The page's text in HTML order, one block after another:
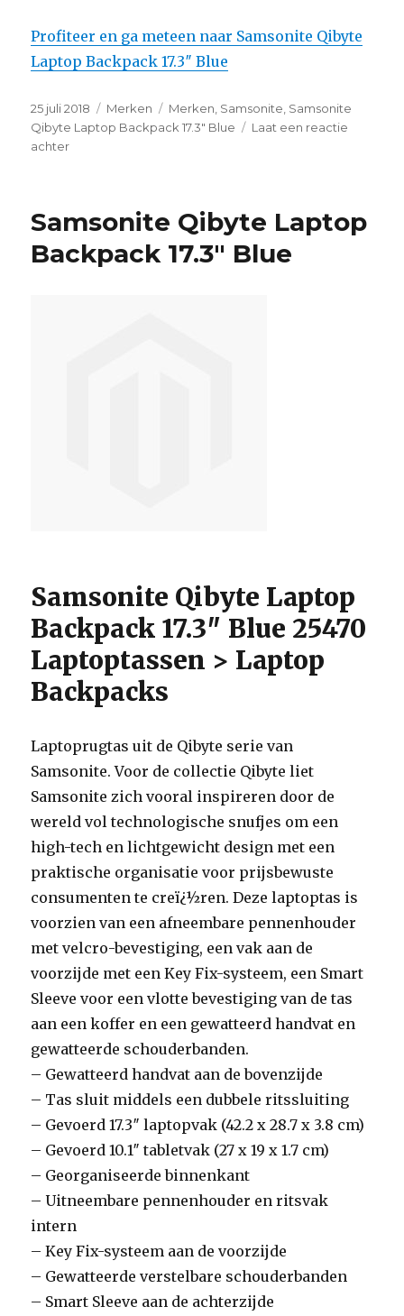
Profiteer en ga meteen naar Samsonite Qibyte
Laptop Backpack 17.3″ Blue
Geplaatst
op
25 juli 2018 Categorieën
Merken Tags
Merken, Samsonite, Samsonite
Qibyte Laptop Backpack 17.3" Blue
Laat een reactie
achter
Backpack
17.3″
Blue
Samsonite Qibyte Laptop
Backpack 17.3″ Blue
Samsonite Qibyte Laptop
Backpack 17.3″ Blue 25470
Laptoptassen > Laptop
Backpacks
Laptoprugtas uit de Qibyte serie van
Samsonite. Voor de collectie Qibyte liet
Samsonite zich vooral inspireren door de
wereld vol technologische snufjes om een
high-tech en lichtgewicht design met een
praktische organisatie voor prijsbewuste
consumenten te creï¿½ren. Deze laptoptas is
voorzien van een afneembare pennenhouder
met velcro-bevestiging, een vak aan de
voorzijde met een Key Fix-systeem, een Smart
Sleeve voor een vlotte bevestiging van de tas
aan een koffer en een gewatteerd handvat en
gewatteerde schouderbanden.
– Gewatteerd handvat aan de bovenzijde
– Tas sluit middels een dubbele ritssluiting
– Gevoerd 17.3″ laptopvak (42.2 x 28.7 x 3.8 cm)
– Gevoerd 10.1″ tabletvak (27 x 19 x 1.7 cm)
– Georganiseerde binnenkant
– Uitneembare pennenhouder en ritsvak
intern
– Key Fix-systeem aan de voorzijde
– Gewatteerde verstelbare schouderbanden
– Smart Sleeve aan de achterzijde